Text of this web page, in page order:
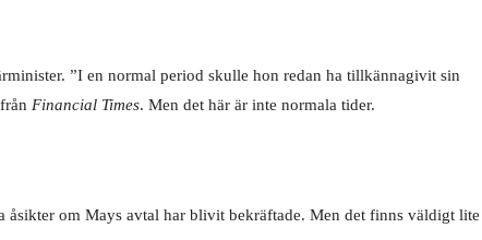
”I en normal period skulle hon redan ha tillkännagivit sin
Financial Times. Men det här är inte normala tider.
åsikter om Mays avtal har blivit bekräftade. Men det finns väldigt lite